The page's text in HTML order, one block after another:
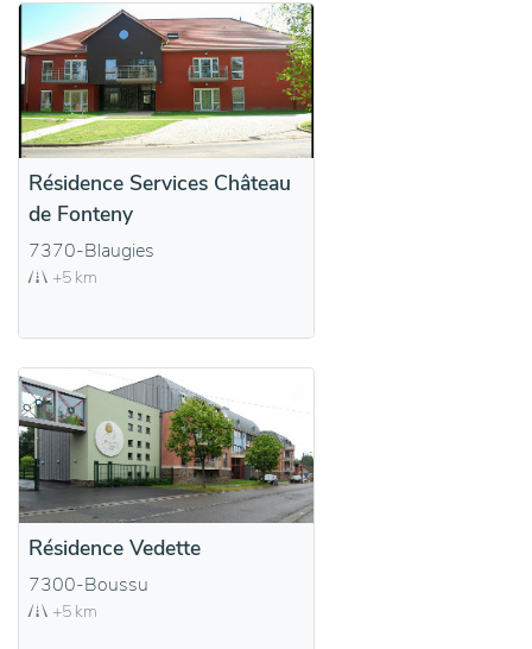
Résidence Services Château
de Fonteny
7370-Blaugies
+5 km
Résidence Vedette
7300-Boussu
+5 km